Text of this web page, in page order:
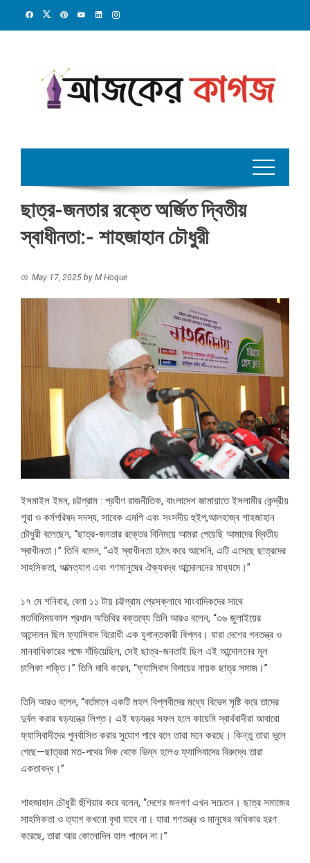
ছাত্র-জনতার রক্তে অর্জিত দ্বিতীয়
স্বাধীনতা:- শাহজাহান চৌধুরী
May 17, 2025 by M Hoque
ইসমাইল ইমন, চট্টগ্রাম : প্রবীণ রাজনীতিক, বাংলাদেশ জামায়াতে ইসলামীর কেন্দ্রীয়
শূরা ও কর্মপরিষদ সদস্য, সাবেক এমপি এবং সংসদীয় হুইপ,আলহাজ্ব শাহজাহান
চৌধুরী বলেছেন, “ছাত্র-জনতার রক্তের বিনিময়ে আমরা পেয়েছি আমাদের দ্বিতীয়
স্বাধীনতা।” তিনি বলেন, “এই স্বাধীনতা হঠাৎ করে আসেনি, এটি এসেছে ছাত্রদের
সাহসিকতা, আত্মত্যাগ এবং গণমানুষের ঐক্যবদ্ধ আন্দোলনের মাধ্যমে।”
১৭ মে শনিবার, বেলা ১১ টায় চট্টগ্রাম প্রেসক্লাবে সাংবাদিকদের সাথে
মতবিনিময়কাল প্রধান অতিথির বক্তব্যে তিনি আরও বলেন, “৩৬ জুলাইয়ের
আন্দোলন ছিল ফ্যাসিবাদ বিরোধী এক যুগান্তকারী বিপ্লব। যারা দেশের গনতন্ত্র ও
মানবাধিকারের পক্ষে দাঁড়িয়েছিল, সেই ছাত্র-জনতাই ছিল এই আন্দোলনের মূল
চালিকা শক্তি।” তিনি দাবি করেন, “ফ্যাসিবাদ বিদায়ের নায়ক ছাত্র সমাজ।”
তিনি আরও বলেন, “বর্তমানে একটি মহল বিপ্লবীদের মধ্যে বিভেদ সৃষ্টি করে তাদের
দুর্বল করার ষড়যন্ত্রে লিপ্ত। এই ষড়যন্ত্র সফল হলে কায়েমি স্বার্থবাদীরা আবারো
ফ্যাসিবাদীদের পুনর্বাসিত করার সুযোগ পাবে বলে তারা মনে করছে। কিন্তু তারা ভুলে
গেছে—ছাত্ররা মত-পথের দিক থেকে ভিন্ন হলেও ফ্যাসিবাদের বিরুদ্ধে তারা
একতাবদ্ধ।”
শাহজাহান চৌধুরী হুঁশিয়ার করে বলেন, “দেশের জনগণ এখন সচেতন। ছাত্র সমাজের
সাহসিকতা ও ত্যাগ কখনো বৃথা যাবে না। যারা গণতন্ত্র ও মানুষের অধিকার হরণ
করেছে, তারা আর কোনোদিন হাল পাবেন না।”